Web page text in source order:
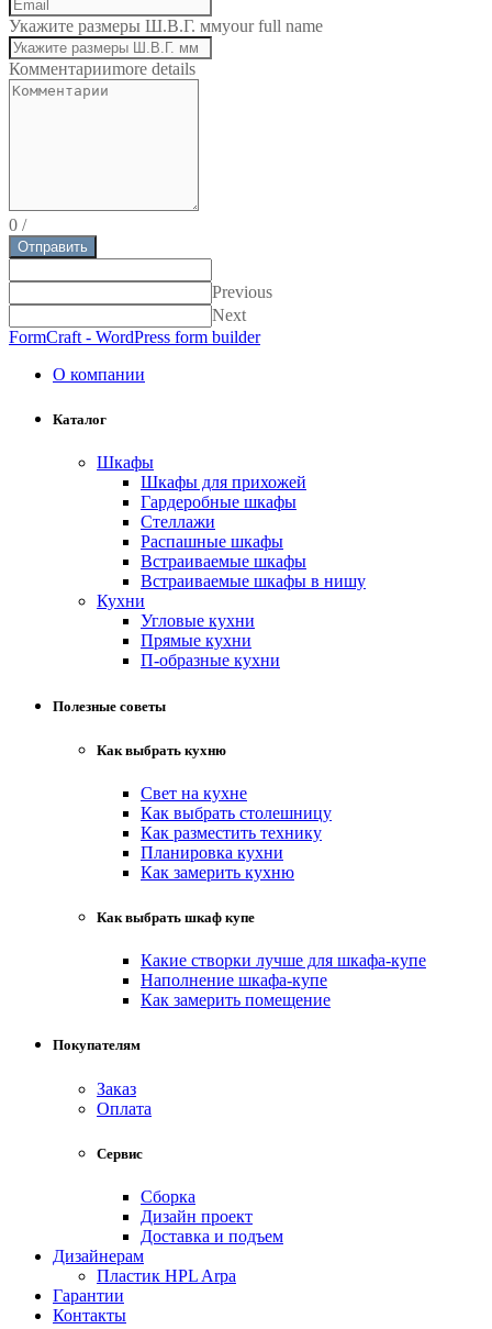
Укажите размеры Ш.В.Г. ммyour full name
Комментарииmore details
0 /
Отправить
Previous
Next
FormCraft - WordPress form builder
О компании
Каталог
Шкафы
Шкафы для прихожей
Гардеробные шкафы
Стеллажи
Распашные шкафы
Встраиваемые шкафы
Встраиваемые шкафы в нишу
Кухни
Угловые кухни
Прямые кухни
П-образные кухни
Полезные советы
Как выбрать кухню
Свет на кухне
Как выбрать столешницу
Как разместить технику
Планировка кухни
Как замерить кухню
Как выбрать шкаф купе
Какие створки лучше для шкафа-купе
Наполнение шкафа-купе
Как замерить помещение
Покупателям
Заказ
Оплата
Сервис
Сборка
Дизайн проект
Доставка и подъем
Дизайнерам
Пластик HPL Arpa
Гарантии
Контакты